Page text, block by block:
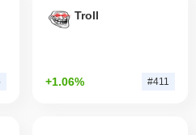
Troll
+1.06% #411